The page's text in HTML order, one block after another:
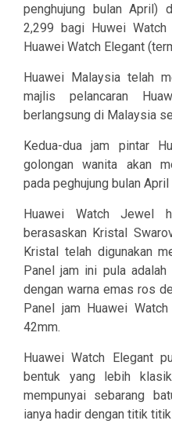
penghujung bulan April)
2,299 bagi Huwei
Huawei Watch Elegant
Huawei Malaysia telah
majlis pelancaran
berlangsung di Malaysia
Kedua-dua jam pintar
golongan wanita akan
pada peghujung bulan April
Huawei Watch Jewel
berasaskan Kristal
Kristal telah digunakan
Panel jam ini pula
dengan warna emas ros
Panel jam Huawei
42mm.
Huawei Watch Elegant
bentuk yang lebih
mempunyai sebarang
ianya hadir dengan titik